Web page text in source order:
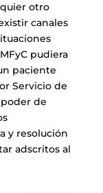
otro
canales
pudiera
paciente
Servicio de
de
y resolución
adscritos al